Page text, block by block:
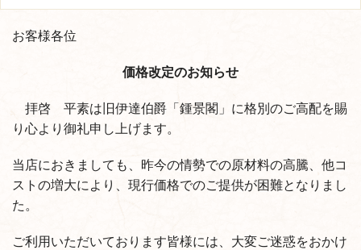
ご予約
お客様各位
価格改定のお知らせ
拝啓 平素は旧伊達伯爵「鍾景閣」に格別のご高配を賜
り心より御礼申し上げます。
当店におきましても、昨今の情勢での原材料の高騰、他コ
ストの増大により、現行価格でのご提供が困難となりまし
た。
ご利用いただいております皆様には、大変ご迷惑をおかけ